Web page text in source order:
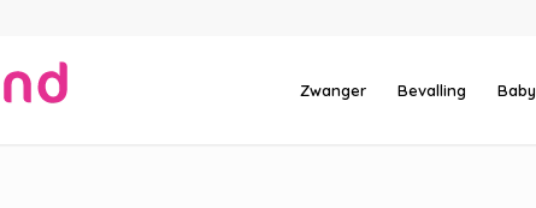
Zwanger Bevalling Baby